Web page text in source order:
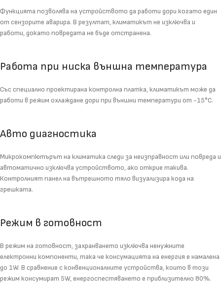
Функцията позволява на устройството да работи дори когато един
от сензорите аварира. В резултат, климатикът не изключва и
работи, докато повредата не бъде отстранена.
Работа при ниска външна температура
Със специално проектирана контролна платка, климатикът може да
работи в режим охлаждане дори при външни температури от -15°C.
Авто диагностика
Микрокомпютърът на климатика следи за неизправност или повреда и
автоматично изключва устройството, ако открие такива.
Контролният панел на вътрешното тяло визуализира кода на
грешката.
Режим в готовност
В режим на готовност, захранването изключва ненужните
електронни компоненти, така че консумацията на енергия е намалена
до 1W. В сравнение с конвенционалните устройства, които в този
режим консумират 5W, енергоспестяването е приблизително 80%.